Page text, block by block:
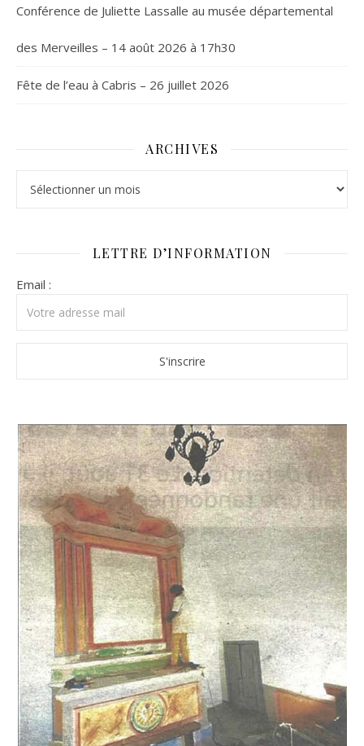
Conférence de Juliette Lassalle au musée départemental
des Merveilles – 14 août 2026 à 17h30
Fête de l’eau à Cabris – 26 juillet 2026
ARCHIVES
LETTRE D’INFORMATION
Email :